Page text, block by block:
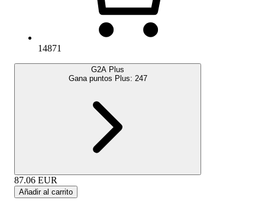
14871
G2A Plus
Gana puntos Plus: 247
87.06 EUR
Añadir al carrito